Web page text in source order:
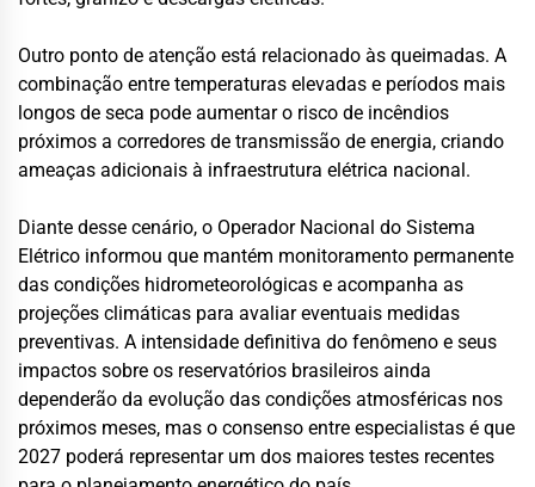
Outro ponto de atenção está relacionado às queimadas. A
combinação entre temperaturas elevadas e períodos mais
longos de seca pode aumentar o risco de incêndios
próximos a corredores de transmissão de energia, criando
ameaças adicionais à infraestrutura elétrica nacional.
Diante desse cenário, o Operador Nacional do Sistema
Elétrico informou que mantém monitoramento permanente
das condições hidrometeorológicas e acompanha as
projeções climáticas para avaliar eventuais medidas
preventivas. A intensidade definitiva do fenômeno e seus
impactos sobre os reservatórios brasileiros ainda
dependerão da evolução das condições atmosféricas nos
próximos meses, mas o consenso entre especialistas é que
2027 poderá representar um dos maiores testes recentes